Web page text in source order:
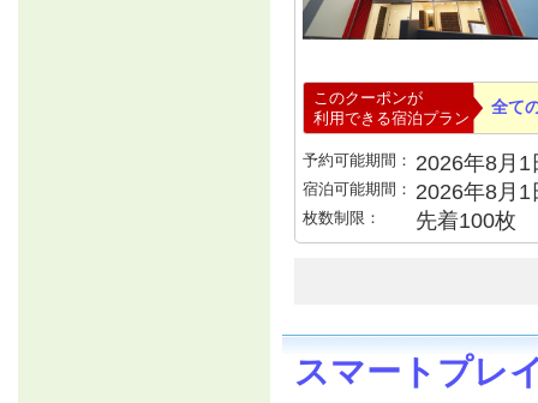
このクーポンが
利用できる宿泊プラン
全て
予約可能期間： 2026年8月
宿泊可能期間： 2026年8月
枚数制限： 先着100枚
スマートプレ